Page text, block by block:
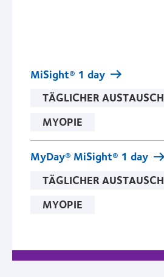
MiSight® 1 day
TÄGLICHER AUSTAUSCH
MYOPIE
MyDay® MiSight® 1 day
TÄGLICHER AUSTAUSCH
MYOPIE